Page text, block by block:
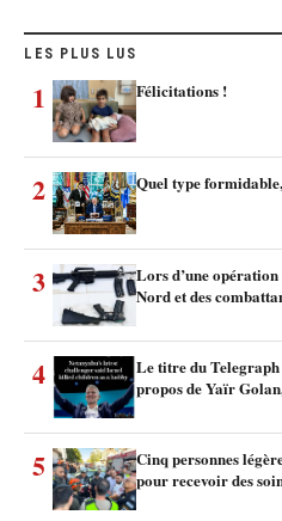
LES PLUS LUS
1 Félicitations !
2 Quel type
3
Lors d’une
Nord et des
4
Le titre du
propos de Yaïr
5
Cinq personnes
pour recevoir des